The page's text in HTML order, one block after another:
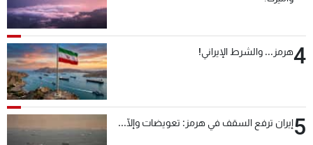
4هرمز... والشرط الإيراني!
5إيران ترفع السقف في هرمز: تعويضات وإلّا...